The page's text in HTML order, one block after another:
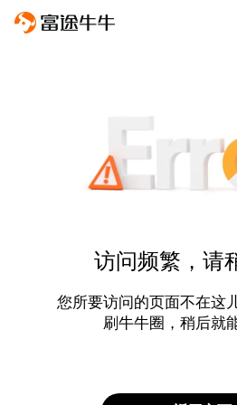
访问频繁，请
您所要访问的页面不在这
刷牛牛圈，稍后就